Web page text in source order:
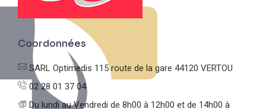
Coordonnées
SARL Optimedis 115 route de la gare 44120 VERTOU
02 28 01 37 04
Du lundi au Vendredi de 8h00 à 12h00 et de 14h00 à